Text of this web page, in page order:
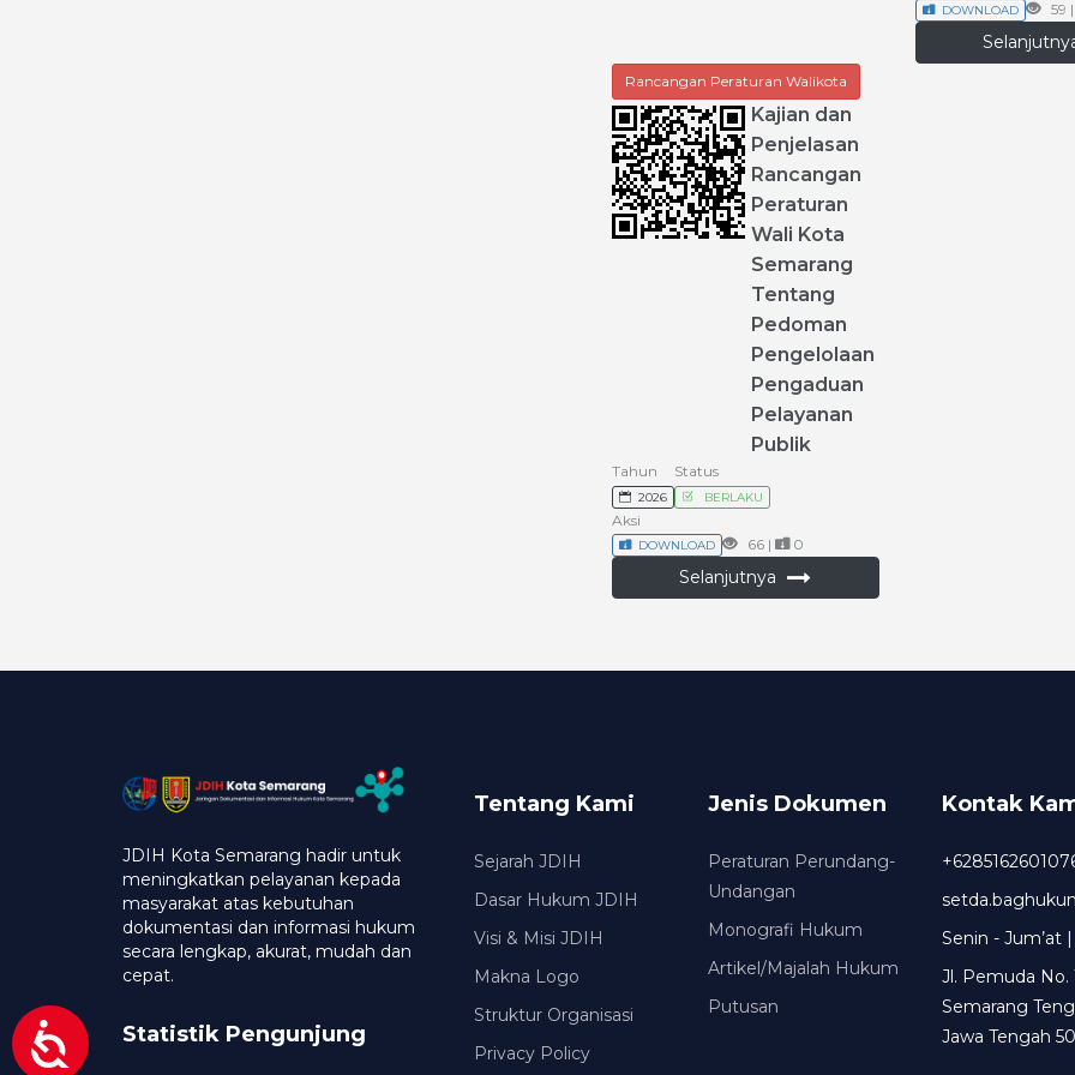
DOWNLOAD 59 |
Rancangan Peraturan Walikota
Kajian dan
Penjelasan
Rancangan
Peraturan
Wali Kota
Semarang
Tentang
Pedoman
Pengelolaan
Pengaduan
Pelayanan
Publik
Tahun
2026
Status
BERLAKU
Aksi
DOWNLOAD 66 | 0
Selanjutnya
JDIH Kota Semarang hadir untuk
meningkatkan pelayanan kepada
masyarakat atas kebutuhan
dokumentasi dan informasi hukum
secara lengkap, akurat, mudah dan
cepat.
Statistik Pengunjung
Tentang Kami
Sejarah JDIH
Dasar Hukum JDIH
Visi & Misi JDIH
Makna Logo
Struktur Organisasi
Privacy Policy
Jenis Dokumen
Peraturan Perundang-
Undangan
Monografi Hukum
Artikel/Majalah Hukum
Putusan
Kontak
Senin - Jum’at
Jl. Pemuda No.
Semarang
Jawa Tengah